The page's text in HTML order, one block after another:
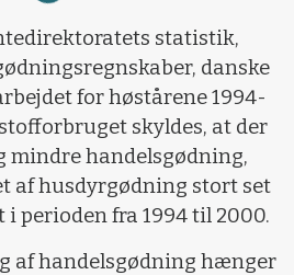
statistik,
danske
for høstårene 1994-
skyldes, at der
mindre handelsgødning,
af husdyrgødning stort set
perioden fra 1994 til 2000.
af handelsgødning hænger